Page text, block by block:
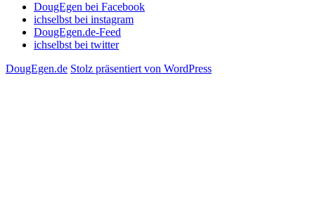
DougEgen bei Facebook
ichselbst bei instagram
DougEgen.de-Feed
ichselbst bei twitter
DougEgen.de Stolz präsentiert von WordPress